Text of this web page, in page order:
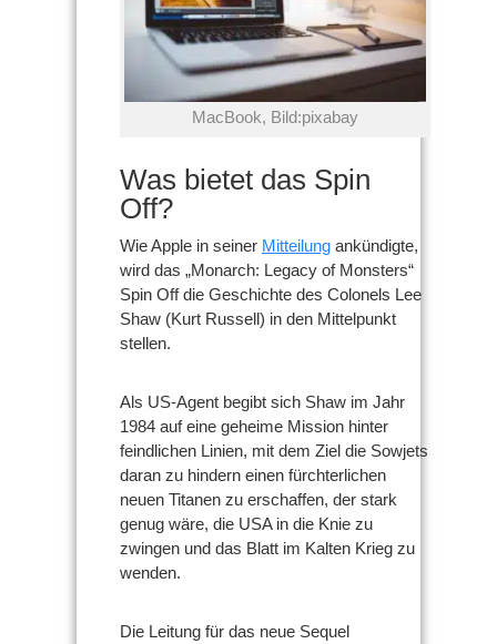
MacBook, Bild:pixabay
Was bietet das Spin
Off?
Wie Apple in seiner Mitteilung ankündigte,
wird das „Monarch: Legacy of Monsters“
Spin Off die Geschichte des Colonels Lee
Shaw (Kurt Russell) in den Mittelpunkt
stellen.
Als US-Agent begibt sich Shaw im Jahr
1984 auf eine geheime Mission hinter
feindlichen Linien, mit dem Ziel die Sowjets
daran zu hindern einen fürchterlichen
neuen Titanen zu erschaffen, der stark
genug wäre, die USA in die Knie zu
zwingen und das Blatt im Kalten Krieg zu
wenden.
Die Leitung für das neue Sequel